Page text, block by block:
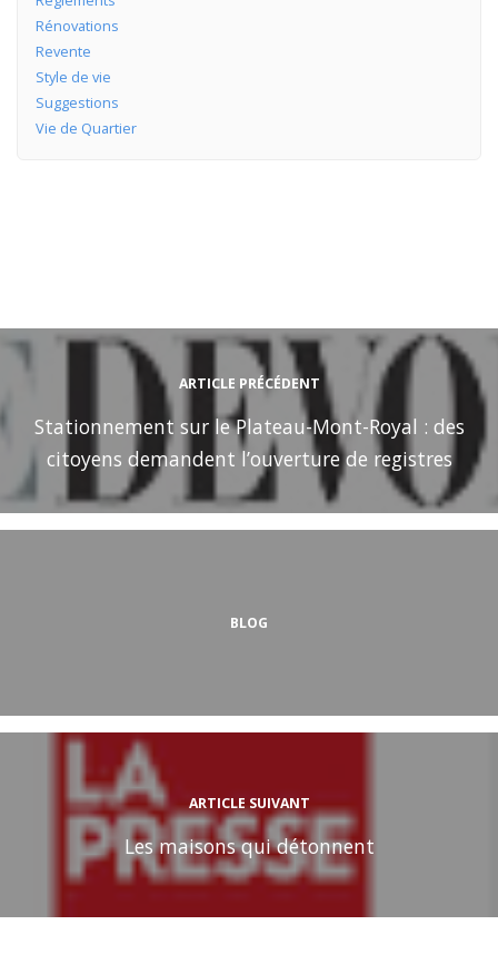
Rénovations
Revente
Style de vie
Suggestions
Vie de Quartier
ARTICLE PRÉCÉDENT
Stationnement sur le Plateau-Mont-Royal : des
citoyens demandent l’ouverture de registres
BLOG
ARTICLE SUIVANT
Les maisons qui détonnent